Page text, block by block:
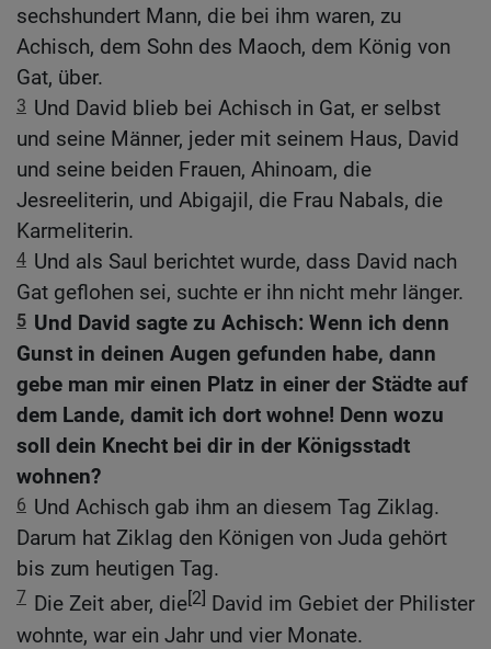
sechshundert Mann, die bei ihm waren, zu
Achisch, dem Sohn des Maoch, dem König von
Gat, über.
3 Und David blieb bei Achisch in Gat, er selbst
und seine Männer, jeder mit seinem Haus, David
und seine beiden Frauen, Ahinoam, die
Jesreeliterin, und Abigajil, die Frau Nabals, die
Karmeliterin.
4 Und als Saul berichtet wurde, dass David nach
Gat geflohen sei, suchte er ihn nicht mehr länger.
5 Und David sagte zu Achisch: Wenn ich denn
Gunst in deinen Augen gefunden habe, dann
gebe man mir einen Platz in einer der Städte auf
dem Lande, damit ich dort wohne! Denn wozu
soll dein Knecht bei dir in der Königsstadt
wohnen?
6 Und Achisch gab ihm an diesem Tag Ziklag.
Darum hat Ziklag den Königen von Juda gehört
bis zum heutigen Tag.
7 Die Zeit aber, die[2] David im Gebiet der Philister
wohnte, war ein Jahr und vier Monate.